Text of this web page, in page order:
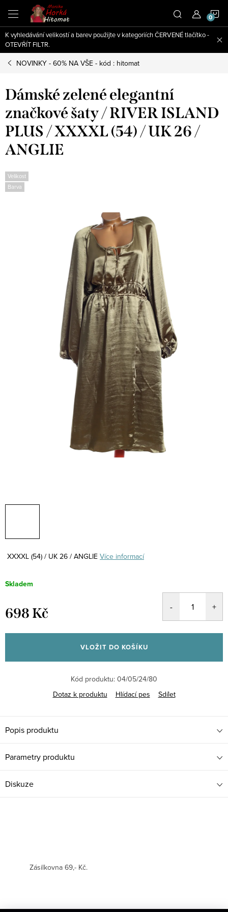
obsah
K vyhledávání velikostí a barev použijte v kategoriích ČERVENÉ tlačítko -
OTEVŘÍT FILTR.
NOVINKY - 60% NA VŠE - kód : hitomat
Dámské zelené elegantní
značkové šaty / RIVER ISLAND
PLUS / XXXXL (54) / UK 26 /
ANGLIE
Velikost
Barva
XXXXL (54) / UK 26 / ANGLIE Více informací
Skladem
698 Kč
cena:
VLOŽIT DO KOŠÍKU
Kód produktu: 04/05/24/80
Dotaz k produktu
Hlídací pes Sdílet
Popis produktu
Parametry produktu
Diskuze
Zásilkovna 69,- Kč.